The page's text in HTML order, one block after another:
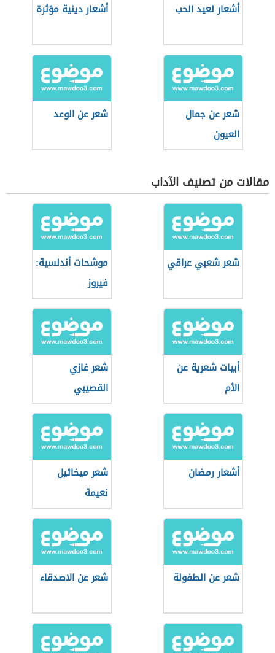
أشعار لعيد الحب أشعار دينية مؤثرة
شعر عن جمال
العيون
شعر عن الوعد
مقالات من تصنيف الآداب
شعر شعبي عراقي
موشحات أندلسية:
فيروز
أبيات شعرية عن
الأم
شعر غازي
القصيبي
أشعار رمضان
شعر ميخائيل
نعيمة
شعر عن الطفولة شعر عن الاصدقاء